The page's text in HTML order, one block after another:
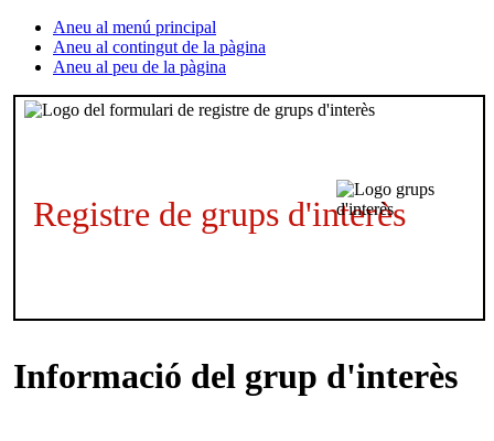
Aneu al menú principal
Aneu al contingut de la pàgina
Aneu al peu de la pàgina
Registre de grups d'interès
Informació del grup d'interès